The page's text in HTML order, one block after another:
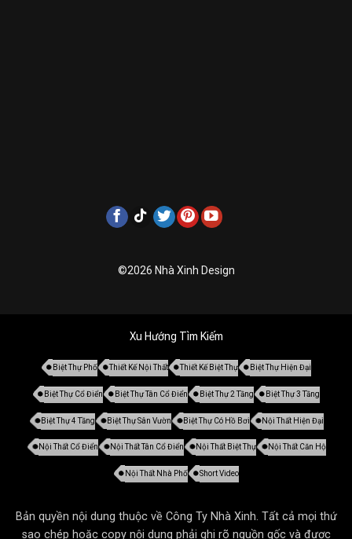
©2026 Nhà Xinh Design
Xu Hướng Tìm Kiếm
Biệt Thự Phố Thiết Kế Nội Thất Thiết Kế Biệt Thự Biệt Thự Hiện Đại
Biệt Thự Cổ Điển Biệt Thự Tân Cổ Điển Biệt Thự 2 Tầng Biệt Thự 3 Tầng
Biệt Thự 4 Tầng Biệt Thự Sân Vườn Biệt Thự Có Hồ Bơi Nội Thất Hiện Đại
Nội Thất Cổ Điển Nội Thất Tân Cổ Điển Nội Thất Biệt Thự Nội Thất Căn Hộ
Nội Thất Nhà Phố Short Video
Bản quyền nội dung thuộc về Công Ty Nhà Xinh. Tất cả mọi thứ
sao chép hoặc copy nội dung phải ghi rõ nguồn gốc và được